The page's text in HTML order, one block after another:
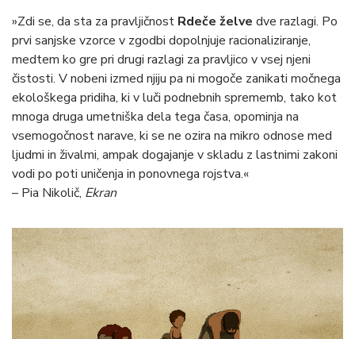
»Zdi se, da sta za pravljičnost Rdeče želve dve razlagi. Po
prvi sanjske vzorce v zgodbi dopolnjuje racionaliziranje,
medtem ko gre pri drugi razlagi za pravljico v vsej njeni
čistosti. V nobeni izmed njiju pa ni mogoče zanikati močnega
ekološkega pridiha, ki v luči podnebnih sprememb, tako kot
mnoga druga umetniška dela tega časa, opominja na
vsemogočnost narave, ki se ne ozira na mikro odnose med
ljudmi in živalmi, ampak dogajanje v skladu z lastnimi zakoni
vodi po poti uničenja in ponovnega rojstva.«
– Pia Nikolič, Ekran